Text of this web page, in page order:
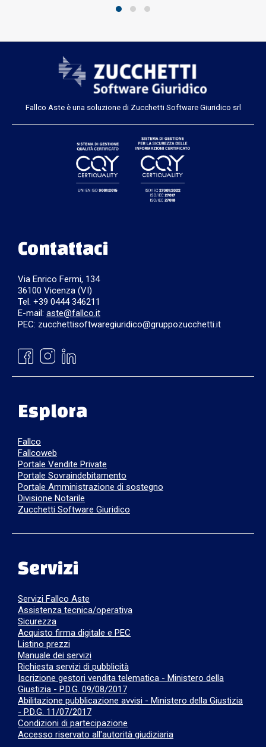
Fallco Aste è una soluzione di Zucchetti Software Giuridico srl
Contattaci
Via Enrico Fermi, 134
36100 Vicenza (VI)
Tel. +39 0444 346211
E-mail: aste@fallco.it
PEC: zucchettisoftwaregiuridico@gruppozucchetti.it
Esplora
Fallco
Fallcoweb
Portale Vendite Private
Portale Sovraindebitamento
Portale Amministrazione di sostegno
Divisione Notarile
Zucchetti Software Giuridico
Servizi
Servizi Fallco Aste
Assistenza tecnica/operativa
Sicurezza
Acquisto firma digitale e PEC
Listino prezzi
Manuale dei servizi
Richiesta servizi di pubblicità
Iscrizione gestori vendita telematica - Ministero della
Giustizia - P.D.G. 09/08/2017
Abilitazione pubblicazione avvisi - Ministero della Giustizia
- P.D.G. 11/07/2017
Condizioni di partecipazione
Accesso riservato all'autorità giudiziaria